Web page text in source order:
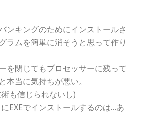
ンキングのためにインストールさ
ラムを簡単に消そうと思って作り
を閉じてもプロセッサーに残って
本当に気持ちが悪い。
も信じられないし)
EXEでインストールするのは…あ